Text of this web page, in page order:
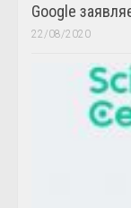
Google
22/08/2020